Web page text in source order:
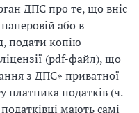
ДПС про те, що вніс
або в
подати копію
(pdf-файл), що
з ДПС» приватної
платника податків (ч.
мають самі